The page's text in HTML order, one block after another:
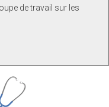
de travail sur les